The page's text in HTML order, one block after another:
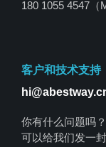
180 1055 4547
客户和技术支持
你有什么问题吗？
可以给我们发一